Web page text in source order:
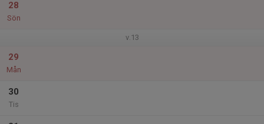
28
Sön
v.13
29
Mån
30
Tis